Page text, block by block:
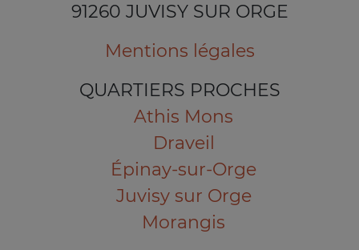
91260 JUVISY SUR ORGE
Mentions légales
QUARTIERS PROCHES
Athis Mons
Draveil
Épinay-sur-Orge
Juvisy sur Orge
Morangis